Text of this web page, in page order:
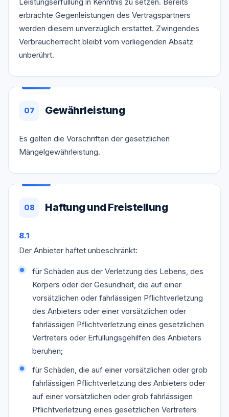
erbrachte Gegenleistungen des Vertragspartners
werden diesem unverzüglich erstattet. Zwingendes
Verbraucherrecht bleibt vom vorliegenden Absatz
unberührt.
07 Gewährleistung
Es gelten die Vorschriften der gesetzlichen
Mängelgewährleistung.
08 Haftung und Freistellung
8.1
Der Anbieter haftet unbeschränkt:
für Schäden aus der Verletzung des Lebens, des
Körpers oder der Gesundheit, die auf einer
vorsätzlichen oder fahrlässigen Pflichtverletzung
des Anbieters oder einer vorsätzlichen oder
fahrlässigen Pflichtverletzung eines gesetzlichen
Vertreters oder Erfüllungsgehilfen des Anbieters
beruhen;
für Schäden, die auf einer vorsätzlichen oder grob
fahrlässigen Pflichtverletzung des Anbieters oder
auf einer vorsätzlichen oder grob fahrlässigen
Pflichtverletzung eines gesetzlichen Vertreters